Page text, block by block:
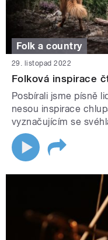
Folk a country
29. listopad 2022
Folková inspirace
Posbírali jsme písně
nesou inspirace
vyznačujícím se